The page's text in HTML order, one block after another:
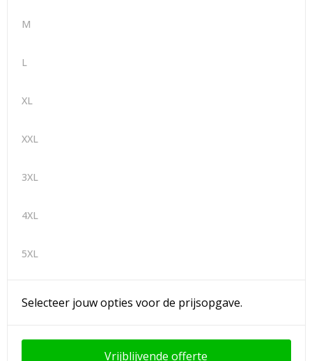
M
L
XL
XXL
3XL
4XL
5XL
Selecteer jouw opties voor de prijsopgave.
Vrijblijvende offerte